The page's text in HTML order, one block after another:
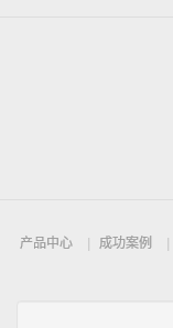
产品中心 成功案例